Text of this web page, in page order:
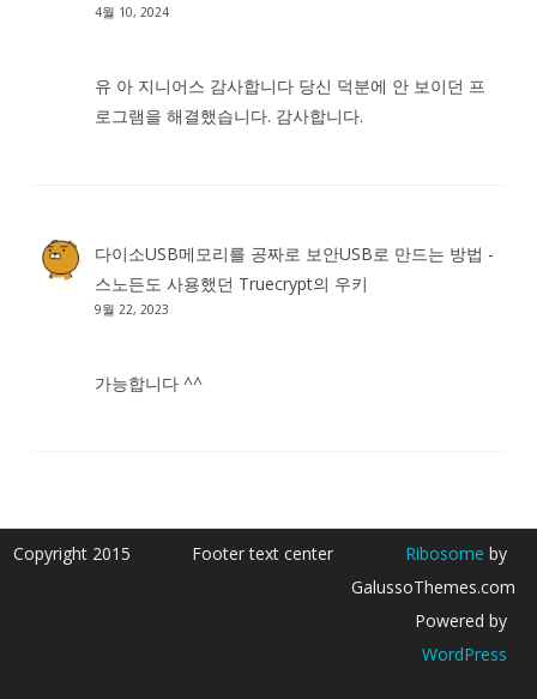
4월 10, 2024
유 아 지니어스 감사합니다 당신 덕분에 안 보이던 프
로그램을 해결했습니다. 감사합니다.
다이소USB메모리를 공짜로 보안USB로 만드는 방법 -
스노든도 사용했던 Truecrypt의 우키
9월 22, 2023
가능합니다 ^^
Copyright 2015 Footer text center Ribosome by
GalussoThemes.com
Powered by
WordPress